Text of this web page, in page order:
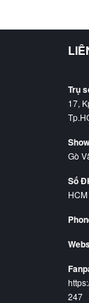
Trụ
17,
Gò
Số
247